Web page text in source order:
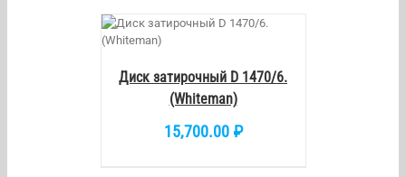
Диск затирочный D 1470/6.
(Whiteman)
15,700.00 ₽